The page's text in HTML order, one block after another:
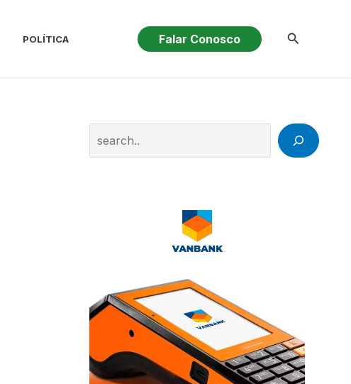
POLÍTICA Falar Conosco Pesquisar